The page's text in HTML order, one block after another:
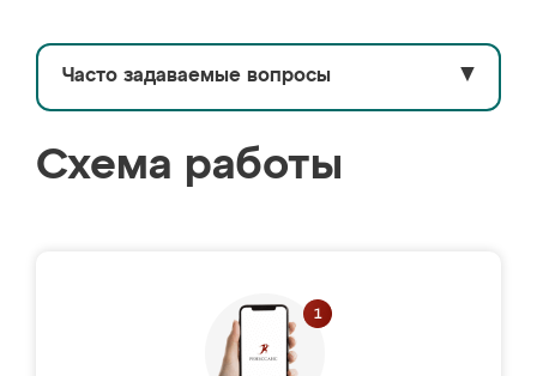
Часто задаваемые вопросы ▼
Схема работы